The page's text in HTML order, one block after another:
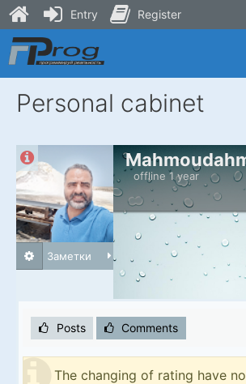
Skip
to
content
Personal cabinet
offline 1 year
Заметки
Posts Comments
The changing of rating have
Entry Register